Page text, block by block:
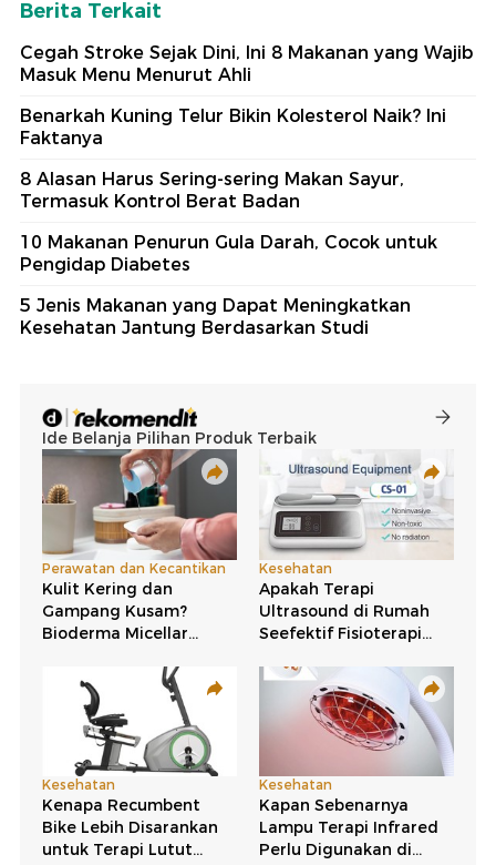
Berita Terkait
Cegah Stroke Sejak Dini, Ini 8 Makanan yang Wajib
Masuk Menu Menurut Ahli
Benarkah Kuning Telur Bikin Kolesterol Naik? Ini
Faktanya
8 Alasan Harus Sering-sering Makan Sayur,
Termasuk Kontrol Berat Badan
10 Makanan Penurun Gula Darah, Cocok untuk
Pengidap Diabetes
5 Jenis Makanan yang Dapat Meningkatkan
Kesehatan Jantung Berdasarkan Studi